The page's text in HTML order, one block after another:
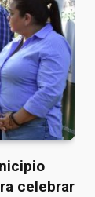
celebrar